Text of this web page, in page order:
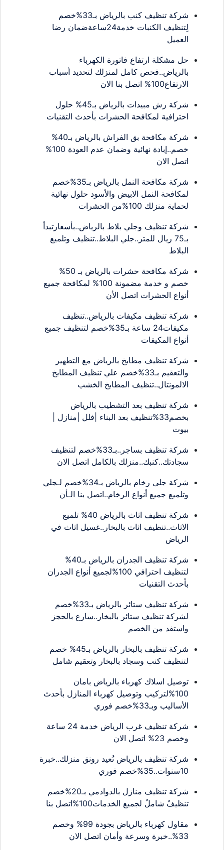
شركة تنظيف كنب بالرياض بـ33%خصم
لِتنظيف الكنبات خدمة24ساعةضمان رضا
العميل
حل مشكلة ارتفاع فاتورة الكهرباء
بالرياض..فحص كامل لمنزلك لتحديد أسباب
الارتفاع100% اتصل بنا الان
شركة رش مبيدات بالرياض بـ45% حلول
احترافية لمكافحة الحشرات بأحدث التقنيات
شركة مكافحة بق الفراش بالرياض بـ40%
خصم..إبادة نهائية وضمان عدم العودة 100%
اتصل الان
شركة مكافحة النمل بالرياض بـ35%خصم
لمكافحة النمل الابيض والأسود حلول نهائية
لحماية منزلك 100%من الحشرات
شركة تنظيف وجلي بلاط بالرياض..بأسعارتبدأ
بـ75 ريال للمتر..جلي البلاط..تنظيف وتلميع
البلاط
شركة مكافحة حشرات بالرياض بـ 50%
خصم و خدمة مضمونة 100% لمكافحة جميع
أنواع الحشرات اتصل الأن
شركة تنظيف مكيفات بالرياض..تنظيف
مكيفات24 ساعة بـ35%خصم لتنظيف جميع
أنواع المكيفات
شركة تنظيف مطابخ بالرياض مع التطهير
والتعقيم بـ33%خصم علي تنظيف المطابخ
الالمونتال..تنظيف المطابخ الخشب
شركة تنظيف بعد التشطيب بالرياض
بخصم33%تنظيف بعد البناء |فلل |منازل |
بيوت
شركة تنظيف بساجر..بـ33%خصم لتنظيف
سجادتك..كنبك..منزلك بالكامل اتصل الان
شركة جلى رخام بالرياض بـ34%خصم لـجلي
وتلميع جميع أنواع الرخام..اتصل بنا الـأن
شركة تنظيف اثاث بالرياض 40% تلميع
الاثاث..تنظيف اثاث بالبخار..غسيل اثاث في
الرياض
شركة تنظيف الجدران بالرياض بـ40%
لتنظيف احترافي 100%لجميع أنواع الجدران
بأحدث التقنيات
شركة تنظيف ستائر بالرياض بـ33%خصم
لشركة تنظيف ستائر بالبخار..سارع بالحجز
واستفد من الخصم
شركة تنظيف بالبخار بالرياض بـ45% خصم
لتنظيف كنب وسجاد بالبخار وتعقيم شامل
توصيل اسلاك كهرباء بالرياض بامان
100%لتركيب وتوصيل كهرباء المنازل بأحدث
الأساليب وبـ33%خصم فوري
شركة تنظيف غرب الرياض خدمة 24 ساعة
وخصم 23% اتصل الان
شركة تنظيف بالرياض تُعيد رونق منزلك..خبرة
10سنوات..35%خصم فوري
شركة تنظيف منازل بالدوادمي بـ20%خصم
تنظيفٌ شاملٌ لجميع الخدمات100%اتصل بنا
مقاول كهرباء بالرياض بجودة 99% وخصم
33%..خبرة وسرعة وأمان اتصل الان